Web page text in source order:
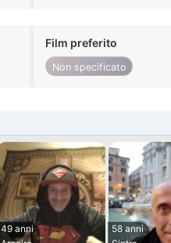
Film preferito
Non specificato
49 anni
58 anni